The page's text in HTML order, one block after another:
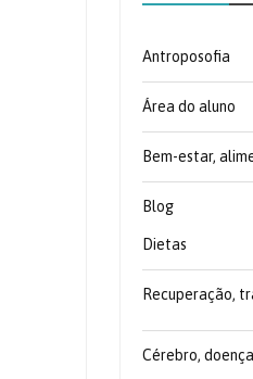
Antroposofia
Área do aluno
Bem-estar,
Blog
Dietas
Recuperação,
Cérebro,